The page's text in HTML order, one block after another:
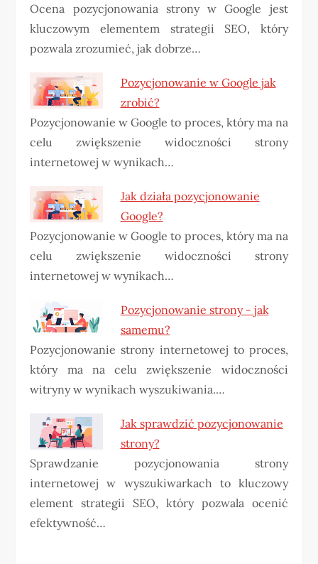
Ocena pozycjonowania strony w Google jest
kluczowym elementem strategii SEO, który
pozwala zrozumieć, jak dobrze…
Pozycjonowanie w Google jak
zrobić?
Pozycjonowanie w Google to proces, który ma na
celu zwiększenie widoczności strony
internetowej w wynikach…
Jak działa pozycjonowanie
Google?
Pozycjonowanie w Google to proces, który ma na
celu zwiększenie widoczności strony
internetowej w wynikach…
Pozycjonowanie strony - jak
samemu?
Pozycjonowanie strony internetowej to proces,
który ma na celu zwiększenie widoczności
witryny w wynikach wyszukiwania.…
Jak sprawdzić pozycjonowanie
strony?
Sprawdzanie pozycjonowania strony
internetowej w wyszukiwarkach to kluczowy
element strategii SEO, który pozwala ocenić
efektywność…